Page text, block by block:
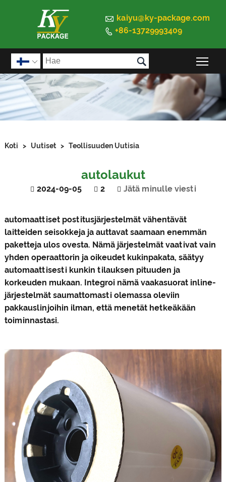
 kaiyu@ky-package.com
 +86-13729993409
 
Koti > Uutiset > Teollisuuden Uutisia
autolaukut
2024-09-05 2 Jätä minulle viesti
automaattiset postitusjärjestelmät vähentävät
laitteiden seisokkeja ja auttavat saamaan enemmän
paketteja ulos ovesta. Nämä järjestelmät vaativat vain
yhden operaattorin ja oikeudet kukinpakata, säätyy
automaattisesti kunkin tilauksen pituuden ja
korkeuden mukaan. Integroi nämä vaakasuorat inline-
järjestelmät saumattomasti olemassa oleviin
pakkauslinjoihin ilman, että menetät hetkeäkään
toiminnastasi.